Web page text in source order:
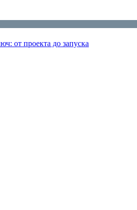
от проекта до запуска